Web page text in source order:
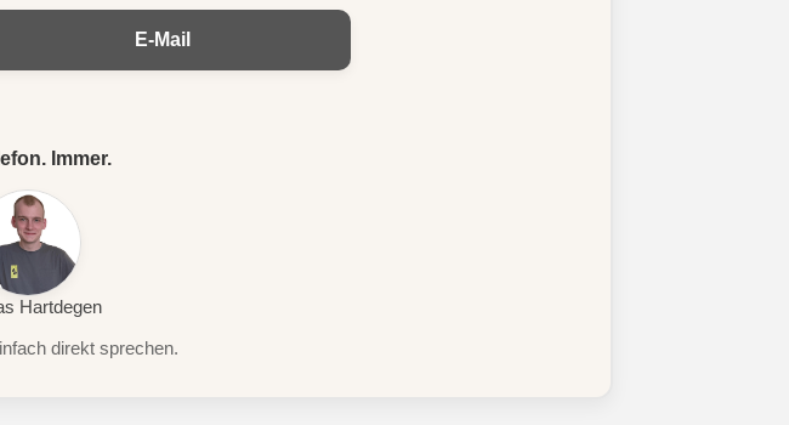
E-Mail
Immer.
Hartdegen
direkt sprechen.